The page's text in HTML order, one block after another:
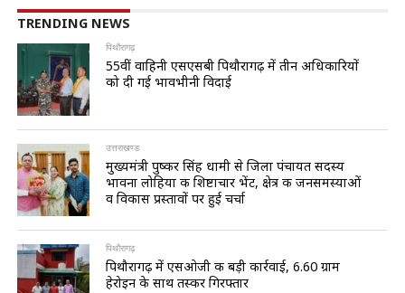
TRENDING NEWS
पिथौरागढ़
55वीं वाहिनी एसएसबी पिथौरागढ़ में तीन अधिकारियों
को दी गई भावभीनी विदाई
उत्तराखण्ड
मुख्यमंत्री पुष्कर सिंह धामी से जिला पंचायत सदस्य
भावना लोहिया की शिष्टाचार भेंट, क्षेत्र की जनसमस्याओं
व विकास प्रस्तावों पर हुई चर्चा
पिथौरागढ़
पिथौरागढ़ में एसओजी की बड़ी कार्रवाई, 6.60 ग्राम
हेरोइन के साथ तस्कर गिरफ्तार